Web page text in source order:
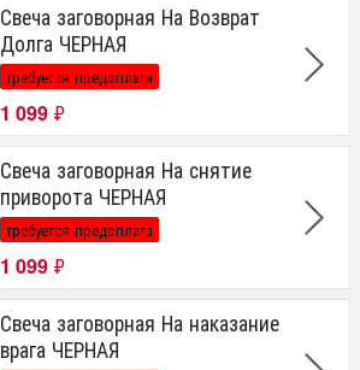
Свеча заговорная На Возврат
Долга ЧЕРНАЯ
требуется предоплата
1 099 ₽
Свеча заговорная На снятие
приворота ЧЕРНАЯ
требуется предоплата
1 099 ₽
Свеча заговорная На наказание
врага ЧЕРНАЯ